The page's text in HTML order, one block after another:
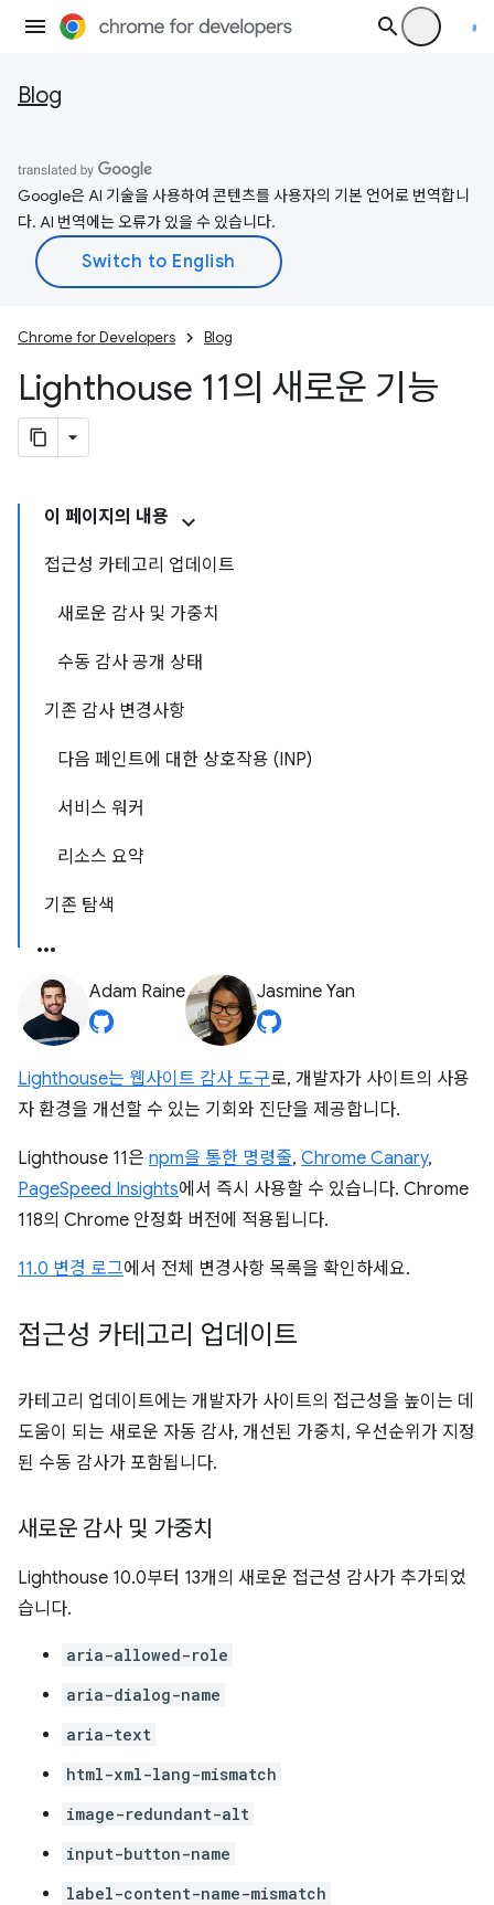
Blog
Google은 AI 기술을 사용하여 콘텐츠를 사용자의 기본 언어로 번역합니
다. AI 번역에는 오류가 있을 수 있습니다.
Chrome for Developers Blog
Lighthouse 11의 새로운 기능
이 페이지의 내용
접근성 카테고리 업데이트
새로운 감사 및 가중치
수동 감사 공개 상태
기존 감사 변경사항
다음 페인트에 대한 상호작용 (INP)
서비스 워커
리소스 요약
기존 탐색
Adam Raine Jasmine Yan
Lighthouse는 웹사이트 감사 도구로, 개발자가 사이트의 사용
자 환경을 개선할 수 있는 기회와 진단을 제공합니다.
Lighthouse 11은 npm을 통한 명령줄, Chrome Canary,
PageSpeed Insights에서 즉시 사용할 수 있습니다. Chrome
118의 Chrome 안정화 버전에 적용됩니다.
11.0 변경 로그에서 전체 변경사항 목록을 확인하세요.
접근성 카테고리 업데이트
카테고리 업데이트에는 개발자가 사이트의 접근성을 높이는 데
도움이 되는 새로운 자동 감사, 개선된 가중치, 우선순위가 지정
된 수동 감사가 포함됩니다.
새로운 감사 및 가중치
Lighthouse 10.0부터 13개의 새로운 접근성 감사가 추가되었
습니다.
aria-allowed-role
aria-dialog-name
aria-text
html-xml-lang-mismatch
image-redundant-alt
input-button-name
label-content-name-mismatch